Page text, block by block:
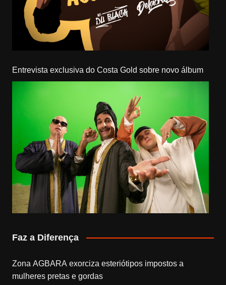
Entrevista exclusiva do Costa Gold sobre novo álbum
Faz a Diferença
Zona AGBARA exorciza esteriótipos impostos a
mulheres pretas e gordas